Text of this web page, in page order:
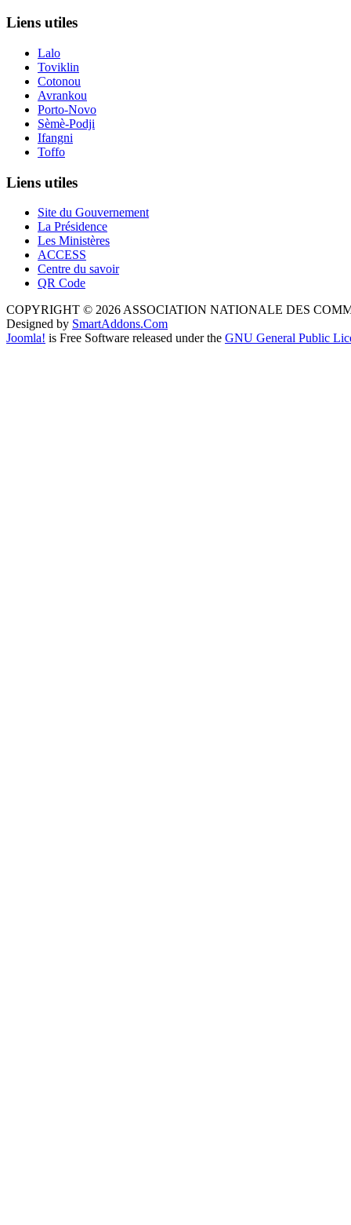
Liens utiles
Lalo
Toviklin
Cotonou
Avrankou
Porto-Novo
Sèmè-Podji
Ifangni
Toffo
Liens utiles
Site du Gouvernement
La Présidence
Les Ministères
ACCESS
Centre du savoir
QR Code
COPYRIGHT © 2026 ASSOCIATION NATIONALE DES
Designed by SmartAddons.Com
Joomla! is Free Software released under the GNU General Public